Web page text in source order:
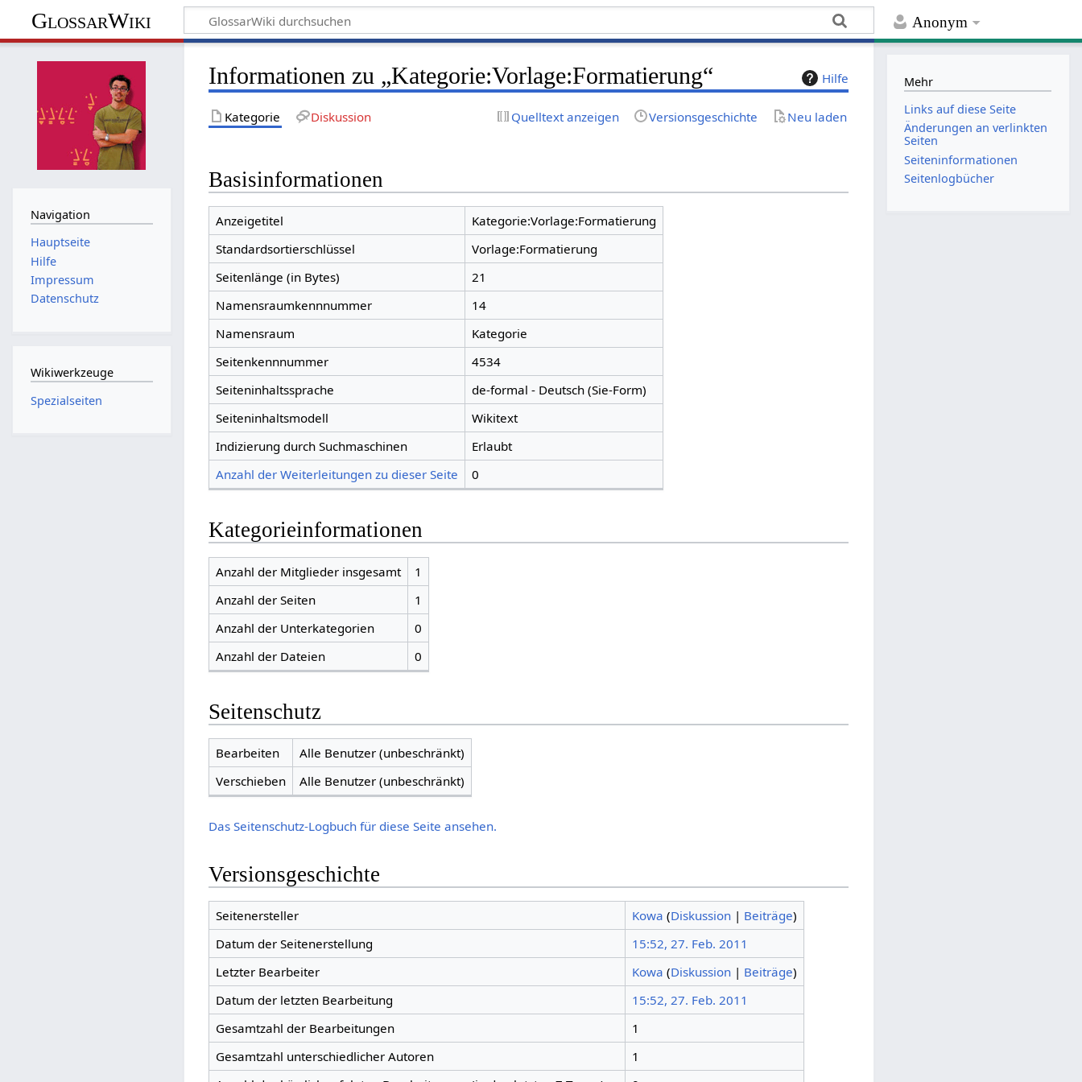
Anonym
GlossarWiki
Hilfe
Informationen zu „Kategorie:Vorlage:Formatierung“
Kategorie Diskussion Quelltext anzeigen Versionsgeschichte Neu laden
Basisinformationen
Anzeigetitel
Kategorie:Vorlage:Formatierung
Standardsortierschlüssel
Vorlage:Formatierung
Seitenlänge (in Bytes)
21
Namensraumkennnummer
14
Namensraum
Kategorie
Seitenkennnummer
4534
Seiteninhaltssprache
de-formal - Deutsch (Sie-Form)
Seiteninhaltsmodell
Wikitext
Indizierung durch Suchmaschinen
Erlaubt
Anzahl der Weiterleitungen zu dieser Seite
0
Kategorieinformationen
Anzahl der Mitglieder insgesamt
1
Anzahl der Seiten
1
Anzahl der Unterkategorien
0
Anzahl der Dateien
0
Seitenschutz
Bearbeiten
Alle Benutzer (unbeschränkt)
Verschieben
Alle Benutzer (unbeschränkt)
Das Seitenschutz-Logbuch für diese Seite ansehen.
Versionsgeschichte
Seitenersteller Kowa (Diskussion| Beiträge)
Datum der Seitenerstellung
15:52, 27. Feb. 2011
Letzter Bearbeiter
Kowa (Diskussion| Beiträge)
Datum der letzten Bearbeitung
15:52, 27. Feb. 2011
Gesamtzahl der Bearbeitungen
1
Gesamtzahl unterschiedlicher Autoren
1
Navigation
Hauptseite
Hilfe
Impressum
Datenschutz
Wikiwerkzeuge
Spezialseiten
Mehr
Links auf diese Seite
Änderungen an verlinkten
Seiten
Seiten­­informationen
Seitenlogbücher